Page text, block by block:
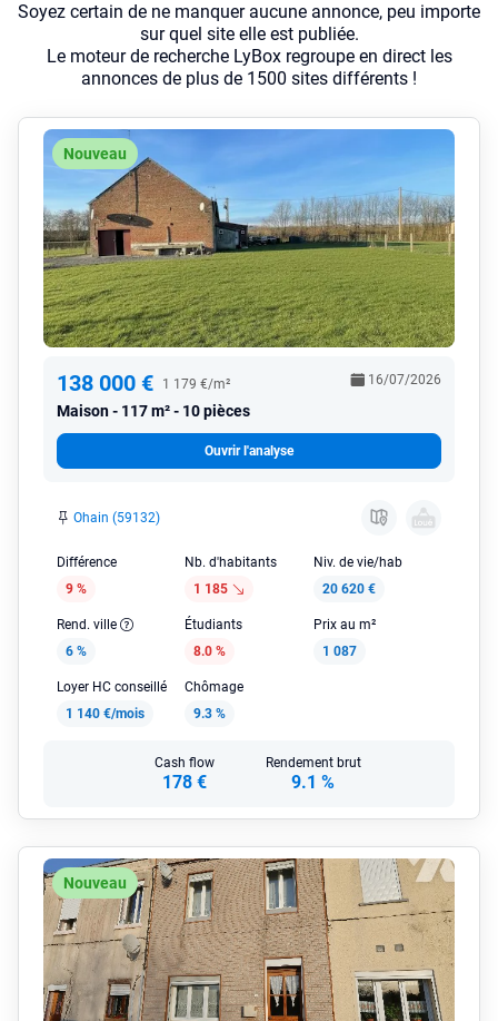
Soyez certain de ne manquer aucune annonce, peu importe
sur quel site elle est publiée.
Le moteur de recherche LyBox regroupe en direct les
annonces de plus de 1500 sites différents !
Nouveau
138 000 € 1 179 €/m²
Maison 117 m² - 10 pièces
16/07/2026
Ouvrir l'analyse
Ohain (59132)
Différence
9 %
Nb. d'habitants
1 185
Niv. de vie/hab
20 620 €
Rend. ville
6 %
Étudiants
8.0 %
Prix au m²
1 087
Loyer HC conseillé
1 140 €/mois
Chômage
9.3 %
Cash flow
178 €
Rendement brut
9.1 %
Nouveau